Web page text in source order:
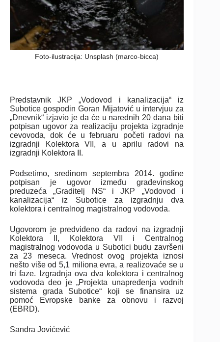
Foto-ilustracija: Unsplash (marco-bicca)
Predstavnik JKP „Vodovod i kanalizacija“ iz
Subotice gospodin Goran Mijatović u intervjuu za
„Dnevnik“ izjavio je da će u narednih 20 dana biti
potpisan ugovor za realizaciju projekta izgradnje
cevovoda, dok će u februaru početi radovi na
izgradnji Kolektora VII, a u aprilu radovi na
izgradnji Kolektora II.
Podsetimo, sredinom septembra 2014. godine
potpisan je ugovor između građevinskog
preduzeća „Graditelj NS“ i JKP „Vodovod i
kanalizacija“ iz Subotice za izgradnju dva
kolektora i centralnog magistralnog vodovoda.
Ugovorom je predviđeno da radovi na izgradnji
Kolektora II, Kolektora VII i Centralnog
magistralnog vodovoda u Subotici budu završeni
za 23 meseca. Vrednost ovog projekta iznosi
nešto više od 5,1 miliona evra, a realizovaće se u
tri faze. Izgradnja ova dva kolektora i centralnog
vodovoda deo je „Projekta unapređenja vodnih
sistema grada Subotice“ koji se finansira uz
pomoć Evropske banke za obnovu i razvoj
(EBRD).
Sandra Jovićević